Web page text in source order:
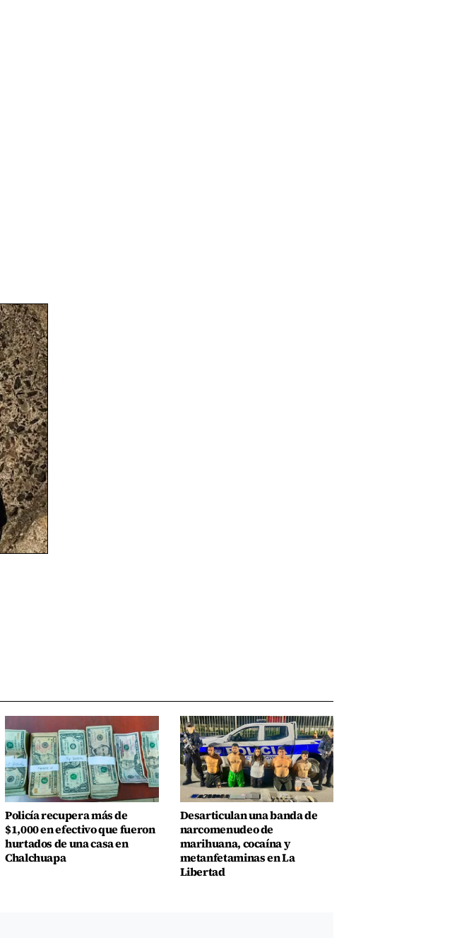
Policía recupera más de
$1,000 en efectivo que fueron
hurtados de una casa en
Chalchuapa
Desarticulan una banda de
narcomenudeo de
marihuana, cocaína y
metanfetaminas en La
Libertad